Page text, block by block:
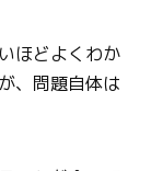
ほどよくわか
、問題自体は